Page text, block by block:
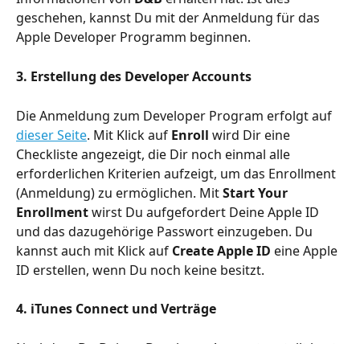
geschehen, kannst Du mit der Anmeldung für das
Apple Developer Programm beginnen.
3. Erstellung des Developer Accounts
Die Anmeldung zum Developer Program erfolgt auf
dieser Seite. Mit Klick auf Enroll wird Dir eine
Checkliste angezeigt, die Dir noch einmal alle
erforderlichen Kriterien aufzeigt, um das Enrollment
(Anmeldung) zu ermöglichen. Mit Start Your
Enrollment wirst Du aufgefordert Deine Apple ID
und das dazugehörige Passwort einzugeben. Du
kannst auch mit Klick auf Create Apple ID eine Apple
ID erstellen, wenn Du noch keine besitzt.
4. iTunes Connect und Verträge